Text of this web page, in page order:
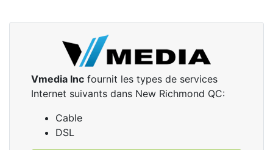
Vmedia Inc fournit les types de services
Internet suivants dans New Richmond QC:
Cable
DSL